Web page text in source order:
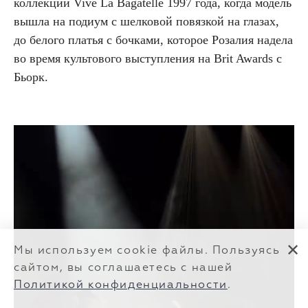
коллекции Vive La Bagatelle 1997 года, когда модель
вышла на подиум с шелковой повязкой на глазах,
до белого платья с бочками, которое Розалия надела
во время культового выступления на Brit Awards с
Бьорк.
Мы используем cookie файлы. Пользуясь
сайтом, вы соглашаетесь с нашей
Политикой конфиденциальности .
✕